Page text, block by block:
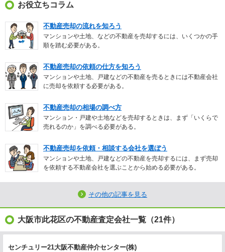
お役立ちコラム
不動産売却の流れを知ろう
マンションや土地、などの不動産を売却するには、いくつかの手
順を踏む必要がある。
不動産売却の依頼の仕方を知ろう
マンションや土地、戸建などの不動産を売るときには不動産会社
に売却を依頼する必要がある。
不動産売却の相場の調べ方
マンション・戸建や土地などを売却するときは、まず「いくらで
売れるのか」を調べる必要がある。
不動産売却を依頼・相談する会社を選ぼう
マンションや土地、戸建などの不動産を売却するには、まず売却
を依頼する不動産会社を選ぶことから始める必要がある。
その他の記事を見る
大阪市此花区の不動産査定会社一覧（21件）
センチュリー21大阪不動産仲介センター(株)